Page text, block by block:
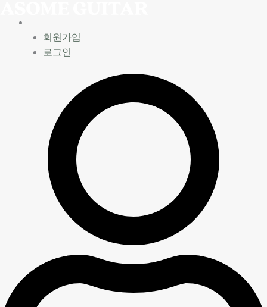
회원가입
로그인
주